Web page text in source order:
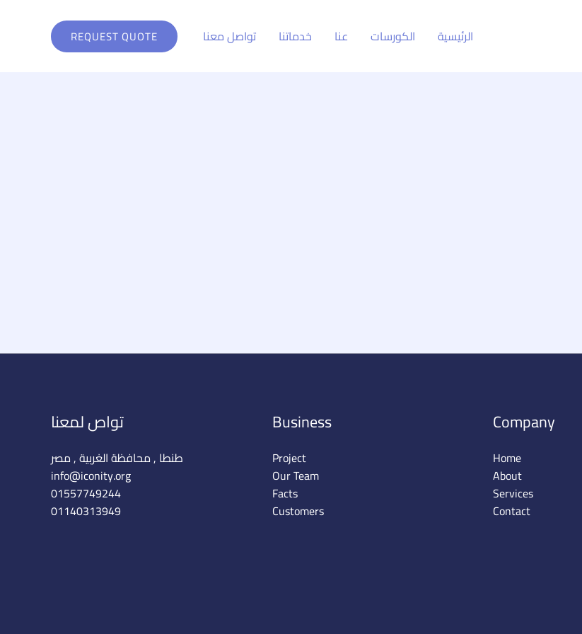
الرئيسية الكورسات عنا خدماتنا تواصل معنا REQUEST QUOTE
Company
Home
About
Services
Contact
Business
Project
Our Team
Facts
Customers
تواص لمعنا
طنطا , محافظة الغربية , مصر
info@iconity.org​
01557749244
01140313949